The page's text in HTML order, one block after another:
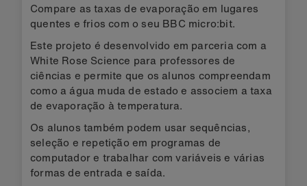
Compare as taxas de evaporação em lugares
quentes e frios com o seu BBC micro:bit.
Este projeto é desenvolvido em parceria com a
White Rose Science para professores de
ciências e permite que os alunos compreendam
como a água muda de estado e associem a taxa
de evaporação à temperatura.
Os alunos também podem usar sequências,
seleção e repetição em programas de
computador e trabalhar com variáveis e várias
formas de entrada e saída.